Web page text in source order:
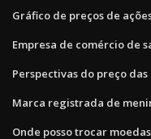
Gráfico de preços de
Empresa de comércio de
Perspectivas do preço das
Marca registrada de
Onde posso trocar